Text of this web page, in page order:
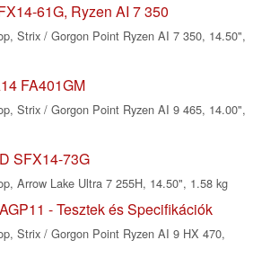
61G, Ryzen AI 7 350
Strix / Gorgon Point Ryzen AI 7 350, 14.50",
FA401GM
Strix / Gorgon Point Ryzen AI 9 465, 14.00",
SFX14-73G
Arrow Lake Ultra 7 255H, 14.50", 1.58 kg
- Tesztek és Specifikációk
Strix / Gorgon Point Ryzen AI 9 HX 470,